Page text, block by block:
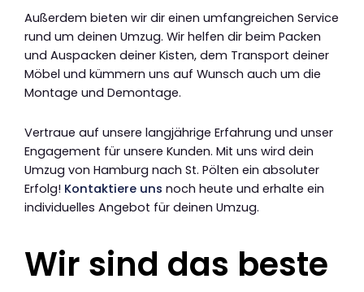
Außerdem bieten wir dir einen umfangreichen Service
rund um deinen Umzug. Wir helfen dir beim Packen
und Auspacken deiner Kisten, dem Transport deiner
Möbel und kümmern uns auf Wunsch auch um die
Montage und Demontage.
Vertraue auf unsere langjährige Erfahrung und unser
Engagement für unsere Kunden. Mit uns wird dein
Umzug von Hamburg nach St. Pölten ein absoluter
Erfolg! Kontaktiere uns noch heute und erhalte ein
individuelles Angebot für deinen Umzug.
Wir sind das beste